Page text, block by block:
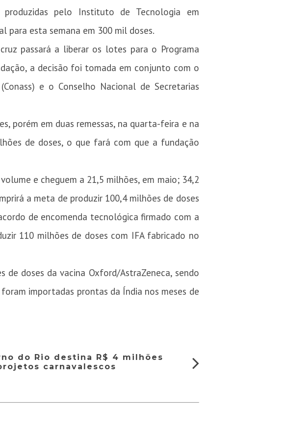
pelo Instituto de Tecnologia em
para esta semana em 300 mil doses.
passará a liberar os lotes para o Programa
a decisão foi tomada em conjunto com o
e o Conselho Nacional de Secretarias
porém em duas remessas, na quarta-feira e na
de doses, o que fará com que a fundação
e cheguem a 21,5 milhões, em maio; 34,2
a meta de produzir 100,4 milhões de doses
de encomenda tecnológica firmado com a
110 milhões de doses com IFA fabricado no
de doses da vacina Oxford/AstraZeneca, sendo
importadas prontas da Índia nos meses de
do Rio destina R$ 4 milhões
carnavalescos